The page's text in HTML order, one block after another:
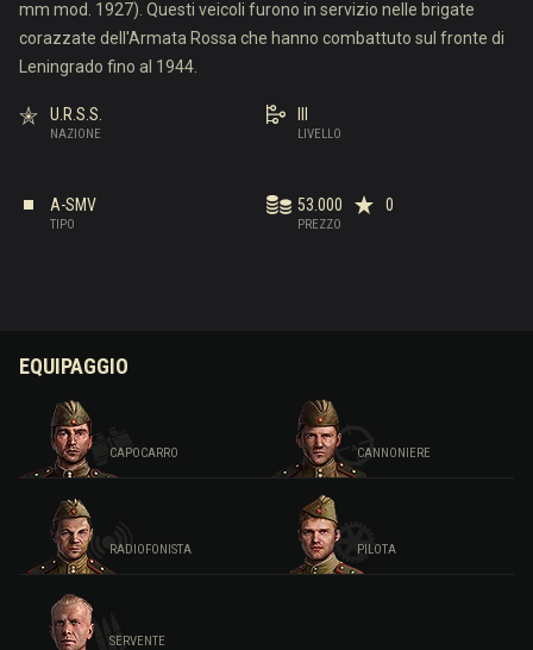
mm mod. 1927). Questi veicoli furono in servizio nelle brigate
corazzate dell'Armata Rossa che hanno combattuto sul fronte di
Leningrado fino al 1944.
NAZIONE
U.R.S.S.
LIVELLO
TIPO
A-SMV
PREZZO
53.000 0
EQUIPAGGIO
CAPOCARRO CANNONIERE
RADIOFONISTA PILOTA
SERVENTE